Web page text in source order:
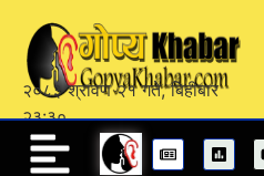
२०८३ श्रावण २१ गते, बिहीबार
२३:३०